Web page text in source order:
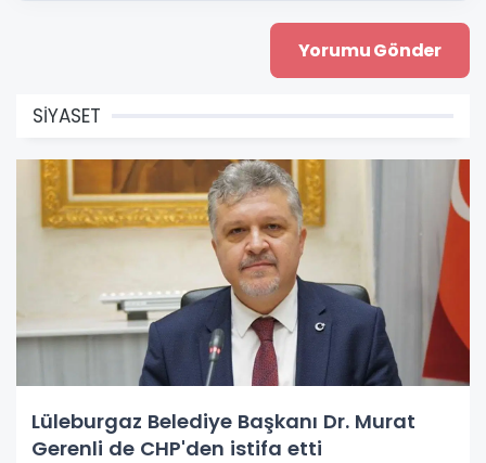
SİYASET
Lüleburgaz Belediye Başkanı Dr. Murat
Gerenli de CHP'den istifa etti